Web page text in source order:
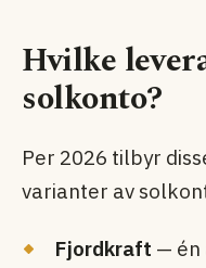
Hvilke
solkonto?
Per 2026 tilbyr
varianter av
Fjordkraft — én